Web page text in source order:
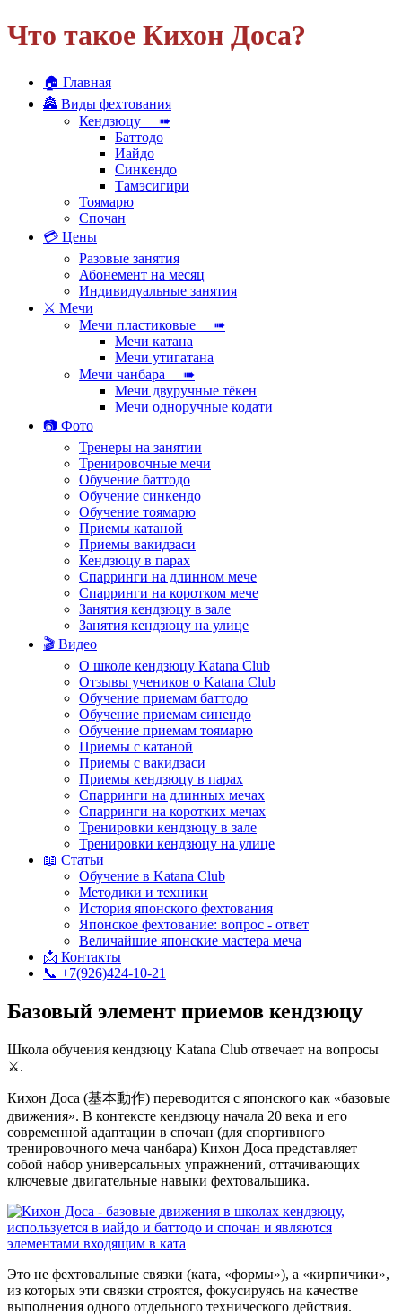
Что такое Кихон Доса?
🏠 Главная
🏯 Виды фехтования
Кендзюцу ➠
Баттодо
Иайдо
Синкендо
Тамэсигири
Тоямарю
Спочан
💳 Цены
Разовые занятия
Абонемент на месяц
Индивидуальные занятия
⚔ Мечи
Мечи пластиковые ➠
Мечи катана
Мечи утигатана
Мечи чанбара ➠
Мечи двуручные тёкен
Мечи одноручные кодати
📷 Фото
Тренеры на занятии
Тренировочные мечи
Обучение баттодо
Обучение синкендо
Обучение тоямарю
Приемы катаной
Приемы вакидзаси
Кендзюцу в парах
Спарринги на длинном мече
Спарринги на коротком мече
Занятия кендзюцу в зале
Занятия кендзюцу на улице
🎬 Видео
О школе кендзюцу Katana Club
Отзывы учеников о Katana Club
Обучение приемам баттодо
Обучение приемам синендо
Обучение приемам тоямарю
Приемы с катаной
Приемы с вакидзаси
Приемы кендзюцу в парах
Спарринги на длинных мечах
Спарринги на коротких мечах
Тренировки кендзюцу в зале
Тренировки кендзюцу на улице
📖 Статьи
Обучение в Katana Club
Методики и техники
История японского фехтования
Японское фехтование: вопрос - ответ
Величайшие японские мастера меча
📩 Контакты
📞 +7(926)424-10-21
Базовый элемент приемов кендзюцу
Школа обучения кендзюцу Katana Club отвечает на вопросы
⚔.
Кихон Доса (基本動作) переводится с японского как «базовые
движения». В контексте кендзюцу начала 20 века и его
современной адаптации в спочан (для спортивного
тренировочного меча чанбара) Кихон Доса представляет
собой набор универсальных упражнений, оттачивающих
ключевые двигательные навыки фехтовальщика.
Это не фехтовальные связки (ката, «формы»), а «кирпичики»,
из которых эти связки строятся, фокусируясь на качестве
выполнения одного отдельного технического действия.